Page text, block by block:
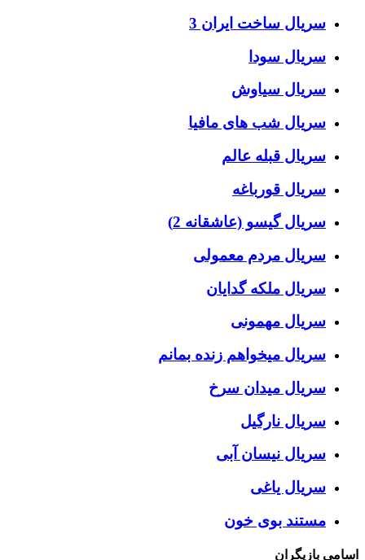
سریال ساخت ایران 3
سریال سودا
سریال سیاوش
سریال شب های مافیا
سریال قبله عالم
سریال قورباغه
سریال گیسو (عاشقانه 2)
سریال مردم معمولی
سریال ملکه گدایان
سریال مهمونی
سریال میخواهم زنده بمانم
سریال میدان سرخ
سریال نارگیل
سریال نیسان آبی
سریال یاغی
مستند بوی خون
اسامی بازیگران